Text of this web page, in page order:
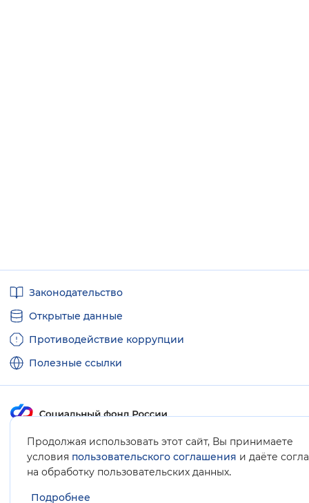
Продолжая использовать этот сайт, Вы принимаете
условия пользовательского соглашения и даёте
на обработку пользовательских данных.
Подробнее
ссылкиЗаконодательство
Открытые данные
Противодействие коррупции
Полезные ссылки
Карта сайта